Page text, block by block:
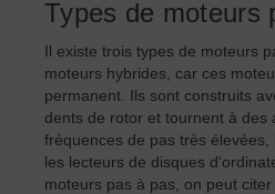
Types de moteurs
Il existe trois types de moteurs
moteurs hybrides, car ces
permanent. Ils sont construits
dents de rotor et tournent à des
fréquences de pas très
les lecteurs de disques
moteurs pas à pas, on peut